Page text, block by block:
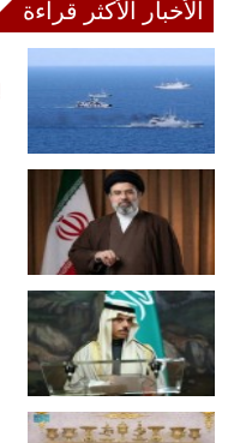
الأخبار الأكثر قراءة